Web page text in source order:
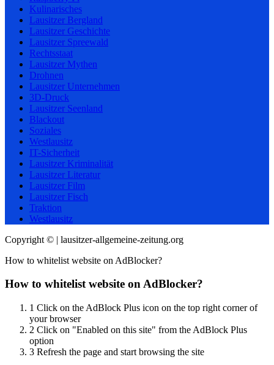
Kulinarisches
Lausitzer Bergland
Lausitzer Geschichte
Lausitzer Spreewald
Rechtsstaat
Lausitzer Mythen
Drohnen
Lausitzer Unternehmen
3D-Druck
Lausitzer Seenland
Blackout
Soziales
Westlausitz
IT-Sicherheit
Lausitzer Kriminalität
Lausitzer Literatur
Lausitzer Film
Lausitzer Fisch
Traktion
Westlausitz
Copyright © | lausitzer-allgemeine-zeitung.org
How to whitelist website on AdBlocker?
How to whitelist website on AdBlocker?
1 Click on the AdBlock Plus icon on the top right corner of
your browser
2 Click on "Enabled on this site" from the AdBlock Plus
option
3 Refresh the page and start browsing the site